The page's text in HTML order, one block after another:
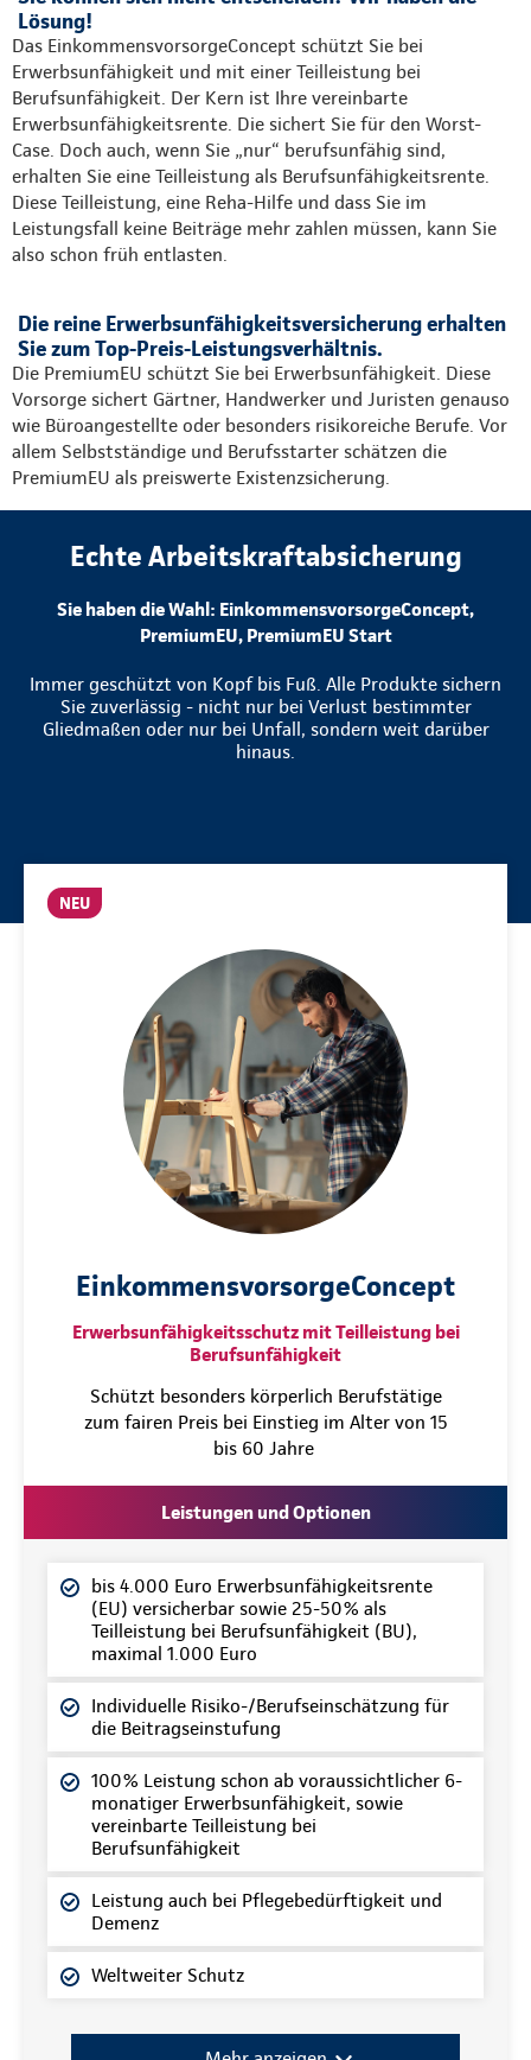
Lösung!
Das EinkommensvorsorgeConcept schützt Sie bei
Erwerbsunfähigkeit und mit einer Teilleistung bei
Berufsunfähigkeit. Der Kern ist Ihre vereinbarte
Erwerbsunfähigkeitsrente. Die sichert Sie für den Worst-
Case. Doch auch, wenn Sie „nur“ berufsunfähig sind,
erhalten Sie eine Teilleistung als Berufsunfähigkeitsrente.
Diese Teilleistung, eine Reha-Hilfe und dass Sie im
Leistungsfall keine Beiträge mehr zahlen müssen, kann Sie
also schon früh entlasten.
Die reine Erwerbsunfähigkeitsversicherung erhalten
Sie zum Top-Preis-Leistungsverhältnis.
Die PremiumEU schützt Sie bei Erwerbsunfähigkeit. Diese
Vorsorge sichert Gärtner, Handwerker und Juristen genauso
wie Büroangestellte oder besonders risikoreiche Berufe. Vor
allem Selbstständige und Berufsstarter schätzen die
PremiumEU als preiswerte Existenzsicherung.
Echte Arbeitskraftabsicherung
Sie haben die Wahl: EinkommensvorsorgeConcept,
PremiumEU, PremiumEU Start
Immer geschützt von Kopf bis Fuß. Alle Produkte sichern
Sie zuverlässig - nicht nur bei Verlust bestimmter
Gliedmaßen oder nur bei Unfall, sondern weit darüber
hinaus.
NEU
EinkommensvorsorgeConcept
Erwerbsunfähigkeitsschutz mit Teilleistung bei
Berufsunfähigkeit
Schützt besonders körperlich Berufstätige
zum fairen Preis bei Einstieg im Alter von 15
bis 60 Jahre
Leistungen und Optionen
bis 4.000 Euro Erwerbsunfähigkeitsrente
(EU) versicherbar sowie 25-50% als
Teilleistung bei Berufsunfähigkeit (BU),
maximal 1.000 Euro
Individuelle Risiko-/Berufseinschätzung für
die Beitragseinstufung
100% Leistung schon ab voraussichtlicher 6-
monatiger Erwerbsunfähigkeit, sowie
vereinbarte Teilleistung bei
Berufsunfähigkeit
Leistung auch bei Pflegebedürftigkeit und
Demenz
Weltweiter Schutz